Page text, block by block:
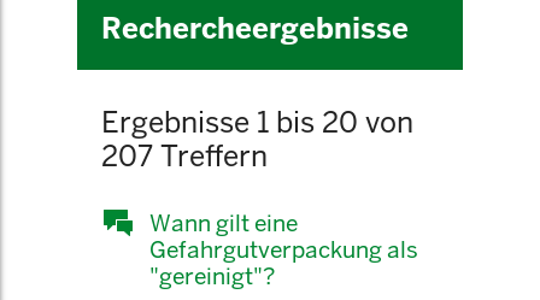
Rechercheergebnisse
Ergebnisse 1 bis 20 von
207 Treffern
Wann gilt eine
Gefahrgutverpackung als
"gereinigt"?